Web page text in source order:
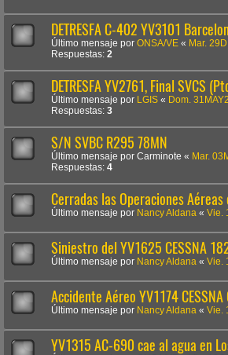
DETRESFA C-402 YV3101
Último mensaje por ONSA/VE « Mar.
Respuestas: 2
DETRESFA YV2761, Final SVCS
Último mensaje por LGIS « Dom.
Respuestas: 3
S/N SVBC R295 78MN
Último mensaje por Carminote « Mar.
Respuestas: 4
Cerradas las Operaciones Aéreas
Último mensaje por Nancy Aldana « Vie.
Siniestro del YV1625 CESSNA
Último mensaje por Nancy Aldana « Vie.
Accidente Aéreo YV1174 CESSNA
Último mensaje por Nancy Aldana « Vie.
YV1315 AC-690 cae al agua en